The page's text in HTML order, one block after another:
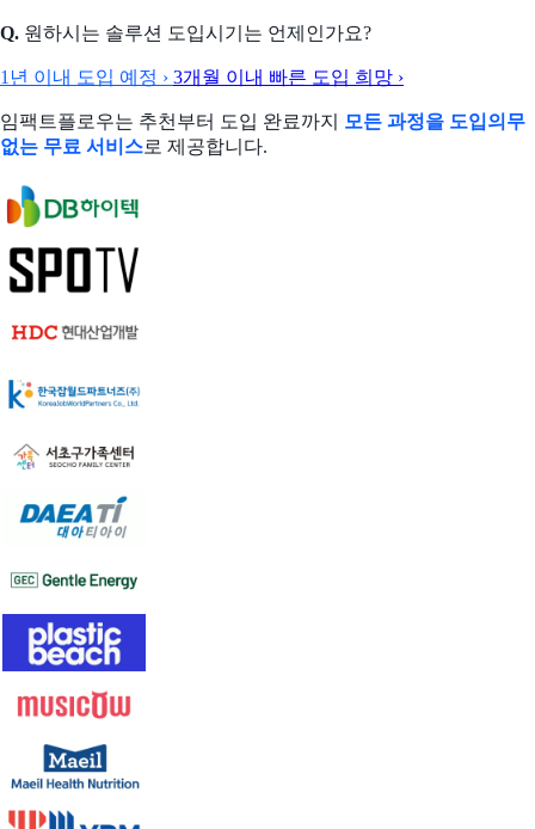
Q. 원하시는 솔루션 도입시기는 언제인가요?
1년 이내 도입 예정 › 3개월 이내 빠른 도입 희망 ›
임팩트플로우는 추천부터 도입 완료까지 모든 과정을 도입의무
없는 무료 서비스로 제공합니다.